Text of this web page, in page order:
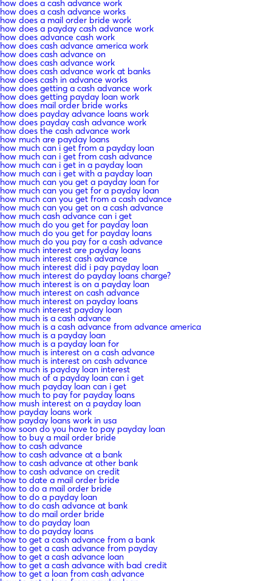
how does a cash advance work
how does a cash advance works
how does a mail order bride work
how does a payday cash advance work
how does advance cash work
how does cash advance america work
how does cash advance on
how does cash advance work
how does cash advance work at banks
how does cash in advance works
how does getting a cash advance work
how does getting payday loan work
how does mail order bride works
how does payday advance loans work
how does payday cash advance work
how does the cash advance work
how much are payday loans
how much can i get from a payday loan
how much can i get from cash advance
how much can i get in a payday loan
how much can i get with a payday loan
how much can you get a payday loan for
how much can you get for a payday loan
how much can you get from a cash advance
how much can you get on a cash advance
how much cash advance can i get
how much do you get for payday loan
how much do you get for payday loans
how much do you pay for a cash advance
how much interest are payday loans
how much interest cash advance
how much interest did i pay payday loan
how much interest do payday loans charge?
how much interest is on a payday loan
how much interest on cash advance
how much interest on payday loans
how much interest payday loan
how much is a cash advance
how much is a cash advance from advance america
how much is a payday loan
how much is a payday loan for
how much is interest on a cash advance
how much is interest on cash advance
how much is payday loan interest
how much of a payday loan can i get
how much payday loan can i get
how much to pay for payday loans
how mush interest on a payday loan
how payday loans work
how payday loans work in usa
how soon do you have to pay payday loan
how to buy a mail order bride
how to cash advance
how to cash advance at a bank
how to cash advance at other bank
how to cash advance on credit
how to date a mail order bride
how to do a mail order bride
how to do a payday loan
how to do cash advance at bank
how to do mail order bride
how to do payday loan
how to do payday loans
how to get a cash advance from a bank
how to get a cash advance from payday
how to get a cash advance loan
how to get a cash advance with bad credit
how to get a loan from cash advance